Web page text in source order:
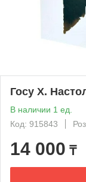
Госу Х.
В наличии 1 ед.
Код: 915843
14 000 ₸